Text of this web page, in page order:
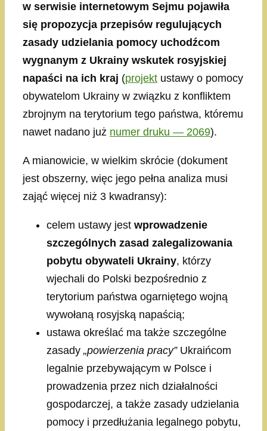
w serwisie internetowym Sejmu pojawiła
się propozycja przepisów regulujących
zasady udzielania pomocy uchodźcom
wygnanym z Ukrainy wskutek rosyjskiej
napaści na ich kraj (projekt ustawy o pomocy
obywatelom Ukrainy w związku z konfliktem
zbrojnym na terytorium tego państwa, któremu
nawet nadano już numer druku — 2069).
A mianowicie, w wielkim skrócie (dokument
jest obszerny, więc jego pełna analiza musi
zająć więcej niż 3 kwadransy):
celem ustawy jest wprowadzenie
szczególnych zasad zalegalizowania
pobytu obywateli Ukrainy, którzy
wjechali do Polski bezpośrednio z
terytorium państwa ogarniętego wojną
wywołaną rosyjską napaścią;
ustawa określać ma także szczególne
zasady „powierzenia pracy”Ukraińcom
legalnie przebywającym w Polsce i
prowadzenia przez nich działalności
gospodarczej, a także zasady udzielania
pomocy i przedłużania legalnego pobytu,